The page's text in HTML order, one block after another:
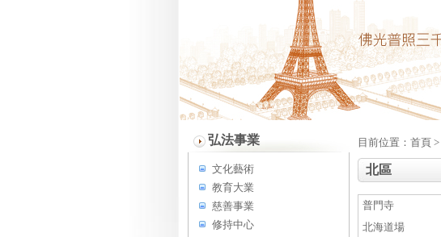
弘法事業
文化藝術
教育大業
慈善事業
修持中心
目前位置： 首頁 >
北區
普門寺
北海道場